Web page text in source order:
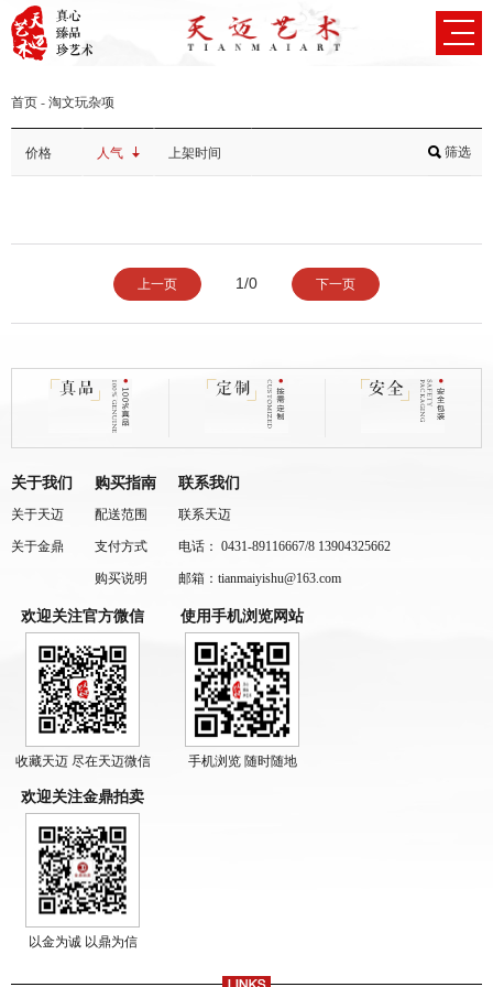
首页 - 淘文玩杂项
价格 人气 上架时间 筛选
上一页 1/0 下一页
关于我们
关于天迈
关于金鼎
购买指南
配送范围
支付方式
购买说明
联系我们
联系天迈
电话： 0431-89116667/8 13904325662
邮箱：tianmaiyishu@163.com
欢迎关注官方微信
收藏天迈 尽在天迈微信
使用手机浏览网站
手机浏览 随时随地
欢迎关注金鼎拍卖
以金为诚 以鼎为信